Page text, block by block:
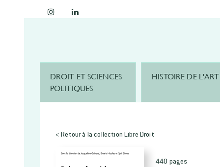
DROIT ET SCIENCES
POLITIQUES
HISTOIRE DE L'ART
< Retour à la collection Libre Droit
440 pages